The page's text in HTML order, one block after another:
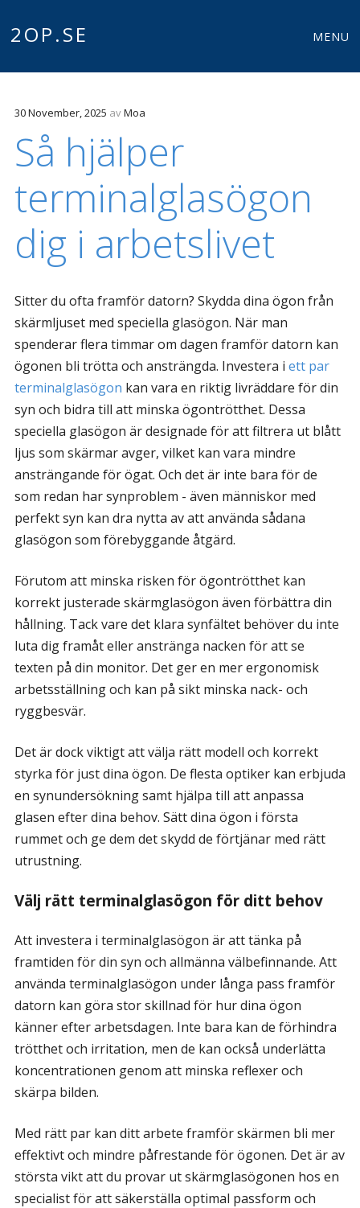
2OP.SE MENU
30 November, 2025 avMoa
Så hjälper
terminalglasögon
dig i arbetslivet
Sitter du ofta framför datorn? Skydda dina ögon från
skärmljuset med speciella glasögon. När man
spenderar flera timmar om dagen framför datorn kan
ögonen bli trötta och ansträngda. Investera i ett par
terminalglasögon kan vara en riktig livräddare för din
syn och bidra till att minska ögontrötthet. Dessa
speciella glasögon är designade för att filtrera ut blått
ljus som skärmar avger, vilket kan vara mindre
ansträngande för ögat. Och det är inte bara för de
som redan har synproblem - även människor med
perfekt syn kan dra nytta av att använda sådana
glasögon som förebyggande åtgärd.
Förutom att minska risken för ögontrötthet kan
korrekt justerade skärmglasögon även förbättra din
hållning. Tack vare det klara synfältet behöver du inte
luta dig framåt eller anstränga nacken för att se
texten på din monitor. Det ger en mer ergonomisk
arbetsställning och kan på sikt minska nack- och
ryggbesvär.
Det är dock viktigt att välja rätt modell och korrekt
styrka för just dina ögon. De flesta optiker kan erbjuda
en synundersökning samt hjälpa till att anpassa
glasen efter dina behov. Sätt dina ögon i första
rummet och ge dem det skydd de förtjänar med rätt
utrustning.
Välj rätt terminalglasögon för ditt behov
Att investera i terminalglasögon är att tänka på
framtiden för din syn och allmänna välbefinnande. Att
använda terminalglasögon under långa pass framför
datorn kan göra stor skillnad för hur dina ögon
känner efter arbetsdagen. Inte bara kan de förhindra
trötthet och irritation, men de kan också underlätta
koncentrationen genom att minska reflexer och
skärpa bilden.
Med rätt par kan ditt arbete framför skärmen bli mer
effektivt och mindre påfrestande för ögonen. Det är av
största vikt att du provar ut skärmglasögonen hos en
specialist för att säkerställa optimal passform och